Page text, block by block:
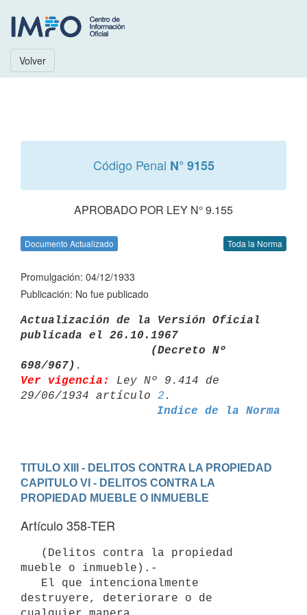
Volver
Código Penal N° 9155
APROBADO POR LEY N° 9.155
Documento Actualizado Toda la Norma
Promulgación: 04/12/1933
Publicación: No fue publicado
Actualización de la Versión Oficial
publicada el 26.10.1967
698/967)
Ver vigencia:
Ley Nº 9.414 de
29/06/1934 artículo 2
Indice de la Norma
TITULO XIII - DELITOS CONTRA LA PROPIEDAD
CAPITULO VI - DELITOS CONTRA LA
PROPIEDAD MUEBLE O INMUEBLE
Artículo 358-TER
mueble o inmueble).-
destruyere, deteriorare o de